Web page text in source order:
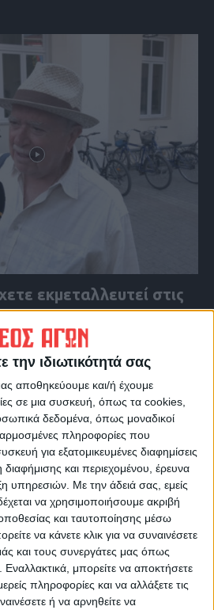
την ιδιωτικότητά σας
αποθηκεύουμε και/ή έχουμε
σε μια συσκευή, όπως τα cookies,
δεδομένα, όπως μοναδικοί
πληροφορίες που
για εξατομικευμένες διαφημίσεις
διαφήμισης και περιεχομένου, έρευνα
υπηρεσιών. Με την άδειά σας, εμείς
να χρησιμοποιήσουμε ακριβή
και ταυτοποίησης μέσω
να κάνετε κλικ για να συναινέσετε
και τους συνεργάτες μας όπως
μπορείτε να αποκτήσετε
πληροφορίες και να αλλάξετε τις
ή να αρνηθείτε να
εκμεταλλευτεί στις
για κάποια αγορά;